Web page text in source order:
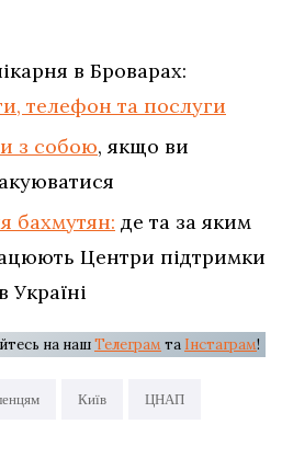
в Броварах:
телефон та послуги
з собою, якщо ви
бахмутян: де та за яким
Центри підтримки
Україні
на нашТелеграм та Інстаграм!
Київ ЦНАП